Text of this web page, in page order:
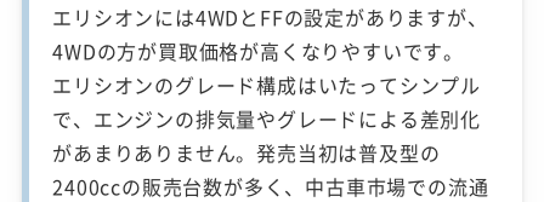
エリシオンには4WDとFFの設定がありますが、
4WDの方が買取価格が高くなりやすいです。
エリシオンのグレード構成はいたってシンプル
で、エンジンの排気量やグレードによる差別化
があまりありません。発売当初は普及型の
2400ccの販売台数が多く、中古車市場での流通